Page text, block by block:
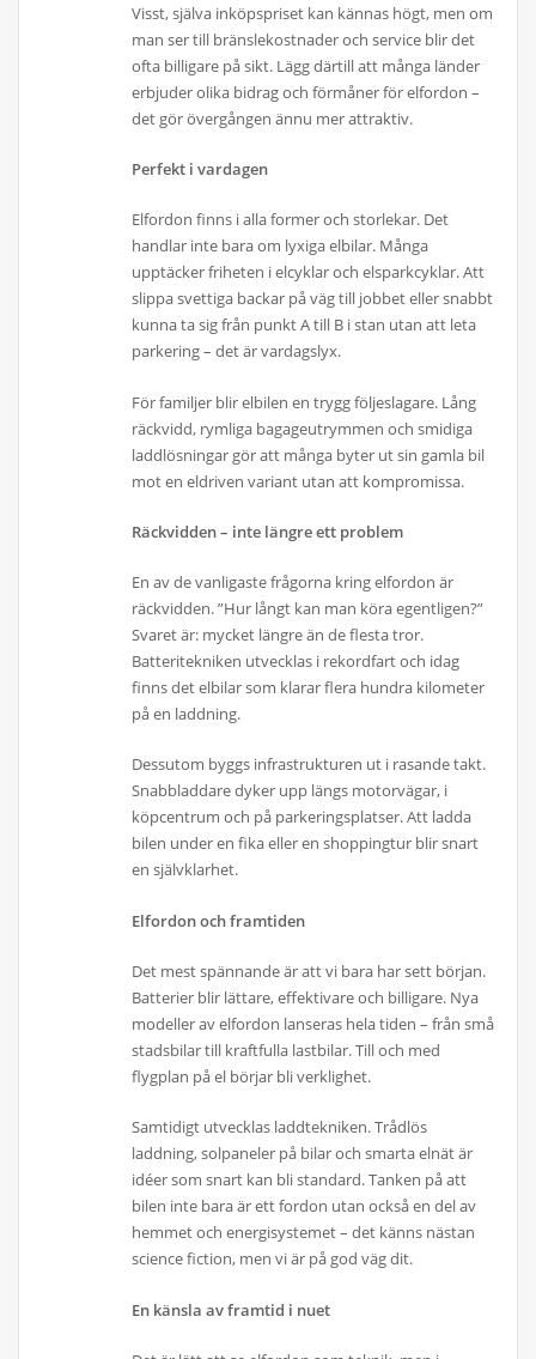
Visst, själva inköpspriset kan kännas högt, men om
man ser till bränslekostnader och service blir det
ofta billigare på sikt. Lägg därtill att många länder
erbjuder olika bidrag och förmåner för elfordon –
det gör övergången ännu mer attraktiv.
Perfekt i vardagen
Elfordon finns i alla former och storlekar. Det
handlar inte bara om lyxiga elbilar. Många
upptäcker friheten i elcyklar och elsparkcyklar. Att
slippa svettiga backar på väg till jobbet eller snabbt
kunna ta sig från punkt A till B i stan utan att leta
parkering – det är vardagslyx.
För familjer blir elbilen en trygg följeslagare. Lång
räckvidd, rymliga bagageutrymmen och smidiga
laddlösningar gör att många byter ut sin gamla bil
mot en eldriven variant utan att kompromissa.
Räckvidden – inte längre ett problem
En av de vanligaste frågorna kring elfordon är
räckvidden. ”Hur långt kan man köra egentligen?”
Svaret är: mycket längre än de flesta tror.
Batteritekniken utvecklas i rekordfart och idag
finns det elbilar som klarar flera hundra kilometer
på en laddning.
Dessutom byggs infrastrukturen ut i rasande takt.
Snabbladdare dyker upp längs motorvägar, i
köpcentrum och på parkeringsplatser. Att ladda
bilen under en fika eller en shoppingtur blir snart
en självklarhet.
Elfordon och framtiden
Det mest spännande är att vi bara har sett början.
Batterier blir lättare, effektivare och billigare. Nya
modeller av elfordon lanseras hela tiden – från små
stadsbilar till kraftfulla lastbilar. Till och med
flygplan på el börjar bli verklighet.
Samtidigt utvecklas laddtekniken. Trådlös
laddning, solpaneler på bilar och smarta elnät är
idéer som snart kan bli standard. Tanken på att
bilen inte bara är ett fordon utan också en del av
hemmet och energisystemet – det känns nästan
science fiction, men vi är på god väg dit.
En känsla av framtid i nuet